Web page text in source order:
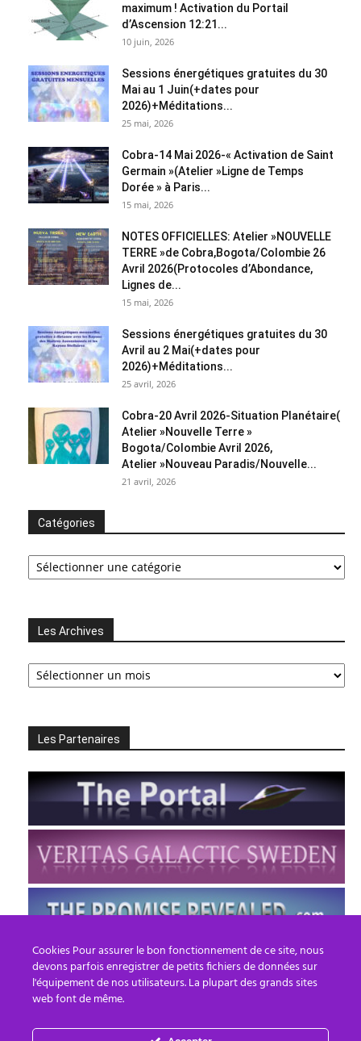
maximum ! Activation du Portail
d’Ascension 12:21...
10 juin, 2026
Sessions énergétiques gratuites du 30
Mai au 1 Juin(+dates pour
2026)+Méditations...
25 mai, 2026
Cobra-14 Mai 2026-« Activation de Saint
Germain »(Atelier »Ligne de Temps
Dorée » à Paris...
15 mai, 2026
NOTES OFFICIELLES: Atelier »NOUVELLE
TERRE »de Cobra,Bogota/Colombie 26
Avril 2026(Protocoles d’Abondance,
Lignes de...
15 mai, 2026
Sessions énergétiques gratuites du 30
Avril au 2 Mai(+dates pour
2026)+Méditations...
25 avril, 2026
Cobra-20 Avril 2026-Situation Planétaire(
Atelier »Nouvelle Terre »
Bogota/Colombie Avril 2026,
Atelier »Nouveau Paradis/Nouvelle...
21 avril, 2026
Catégories
Catégories
Les Archives
Les
Archives
Les Partenaires
Cookies Pour assurer le bon fonctionnement de ce site, nous
devons parfois enregistrer de petits fichiers de données sur
l'équipement de nos utilisateurs. La plupart des grands sites
web font de même.